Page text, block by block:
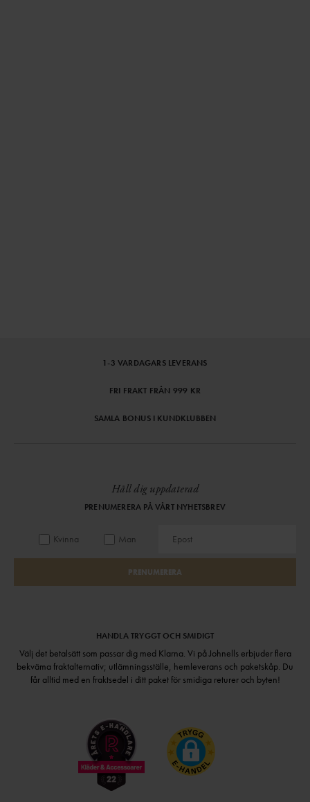
1-3 VARDAGARS LEVERANS
FRI FRAKT FRÅN 999 KR
SAMLA BONUS I KUNDKLUBBEN
Håll dig uppdaterad
PRENUMERERA PÅ VÅRT NYHETSBREV
Kvinna Man
PRENUMERERA
HANDLA TRYGGT OCH SMIDIGT
Välj det betalsätt som passar dig med Klarna. Vi på Johnells erbjuder flera
bekväma fraktalternativ; utlämningsställe, hemleverans och paketskåp. Du
får alltid med en fraktsedel i ditt paket för smidiga returer och byten!